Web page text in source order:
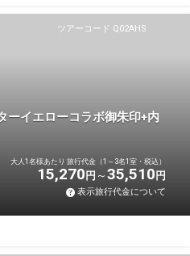
ツアーコード Q02AHS
ーイエローコラボ御朱印+内
大人1名様あたり 旅行代金（1～3名1室・税込）
15,270 円 35,510 円
表示旅行代金について